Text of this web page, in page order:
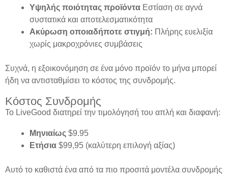
Υψηλής ποιότητας προϊόντα Εστίαση σε αγνά
συστατικά και αποτελεσματικότητα
Ακύρωση οποιαδήποτε στιγμή: Πλήρης ευελιξία
χωρίς μακροχρόνιες συμβάσεις
Συχνά, η εξοικονόμηση σε ένα μόνο προϊόν το μήνα μπορεί
ήδη να αντισταθμίσει το κόστος της συνδρομής.
Κόστος Συνδρομής
Το LiveGood διατηρεί την τιμολόγησή του απλή και διαφανή:
Μηνιαίως $9.95
Ετήσια $99,95 (καλύτερη επιλογή αξίας)
Αυτό το καθιστά ένα από τα πιο προσιτά μοντέλα συνδρομής